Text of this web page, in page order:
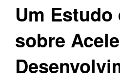
Um Estudo
sobre